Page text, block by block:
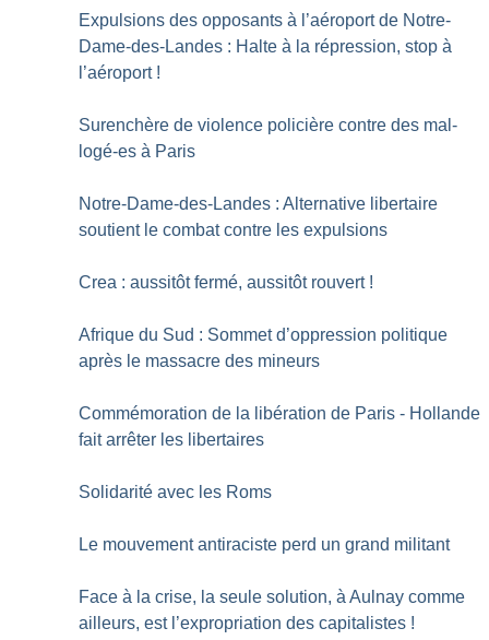
Expulsions des opposants à l’aéroport de Notre-
Dame-des-Landes : Halte à la répression, stop à
l’aéroport !
Surenchère de violence policière contre des mal-
logé-es à Paris
Notre-Dame-des-Landes : Alternative libertaire
soutient le combat contre les expulsions
Crea : aussitôt fermé, aussitôt rouvert !
Afrique du Sud : Sommet d’oppression politique
après le massacre des mineurs
Commémoration de la libération de Paris - Hollande
fait arrêter les libertaires
Solidarité avec les Roms
Le mouvement antiraciste perd un grand militant
Face à la crise, la seule solution, à Aulnay comme
ailleurs, est l’expropriation des capitalistes !